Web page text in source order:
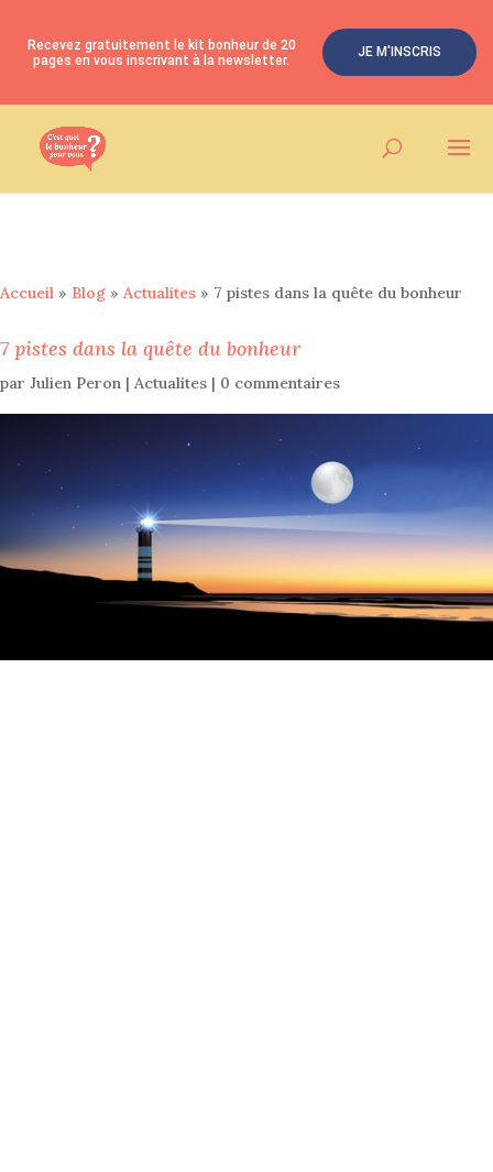
Accueil » Blog » Actualites » 7 pistes dans la quête du bonheur
7 pistes dans la quête du bonheur
par Julien Peron | Actualites | 0 commentaires
Recevez gratuitement le kit bonheur de 20
pages en vous inscrivant à la newsletter.
JE M'INSCRIS